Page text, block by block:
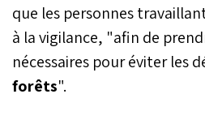
zone la
dans un
pression
que les personnes
à la vigilance, "afin de
nécessaires pour éviter les
forêts".